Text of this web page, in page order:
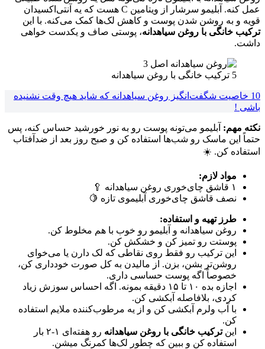
عمل کنه. آبلیمو سرشار از ویتامین C هست که یه آنتی‌اکسیدان
قویه و به روشن شدن پوست و کاهش لک‌ها کمک می‌کنه. با این
ترکیب خانگی با روغن سیاهدانه، پوستی صاف و یکدست خواهی
داشت.
5 ترکیب خانگی با روغن سیاهدانه
10 خاصیت شگفت‌انگیز روغن سیاهدانه که شاید هیچ وقت نشنیده
باشی !
نکته مهم: آبلیمو می‌تونه پوست رو به نور خورشید حساس کنه، پس
حتماً این ماسک رو شب‌ها استفاده کن و صبح روز بعد از ضدآفتاب
استفاده کن. ☀️
مواد لازم:
۱ قاشق چای‌خوری روغن سیاهدانه 🥄
نصف قاشق چای‌خوری آبلیموی تازه 🍋
طرز تهیه و استفاده:
روغن سیاهدانه و آبلیمو رو خوب با هم مخلوط کن.
پوستت رو تمیز کن و خشکش کن.
این ترکیب رو فقط روی نقاطی که لک دارن یا می‌خوای
روشن‌تر بشن، بزن. از مالیدن به کل صورت خودداری کن،
خصوصاً اگه پوست حساسی داری.
اجازه بده ۱۰ تا ۱۵ دقیقه بمونه. اگه احساس سوزش زیاد
کردی، بلافاصله آبکشی کن.
با آب ولرم آبکشی کن و از یه مرطوب‌کننده ملایم استفاده
کن.
اینترکیب خانگی با روغن سیاهدانه
رو هفته‌ای ۱-۲ بار
استفاده کن و ببین که چطور لک‌ها کمرنگ میشن.